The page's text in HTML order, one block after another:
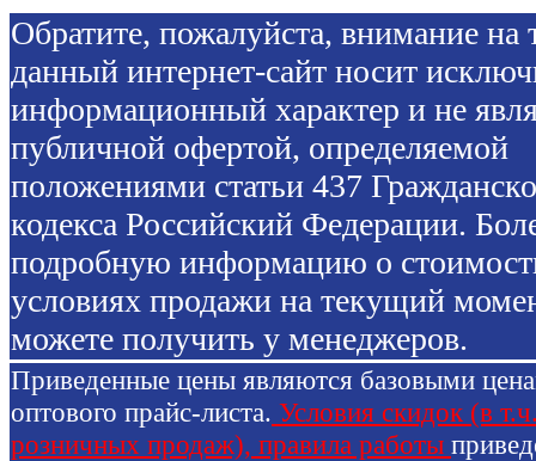
Обратите, пожалуйста, внимание на
данный интернет-сайт носит
информационный характер и не
публичной офертой, определяемой
положениями статьи 437
кодекса Российский Федерации.
подробную информацию о
условиях продажи на текущий
можете получить у менеджеров.
Приведенные цены являются базовыми
оптового прайс-листа. Условия скидок (в
розничных продаж), правила работы